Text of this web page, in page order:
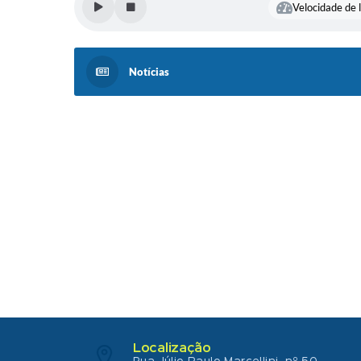
Velocidade de
Notícias
Localização